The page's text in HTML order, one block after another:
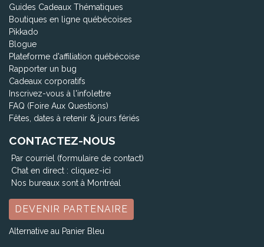
Guides Cadeaux Thématiques
Boutiques en ligne québécoises
Pikkado
Blogue
Plateforme d'affiliation québécoise
Rapporter un bug
Cadeaux corporatifs
Inscrivez-vous à l'infolettre
FAQ (Foire Aux Questions)
Fêtes, dates à retenir & jours fériés
CONTACTEZ-NOUS
Par courriel (formulaire de contact)
Chat en direct : cliquez-ici
Nos bureaux sont à Montréal
DEVENIR PARTENAIRE
Alternative au Panier Bleu